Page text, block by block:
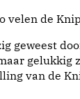
velen de
geweest
gelukkig
van de